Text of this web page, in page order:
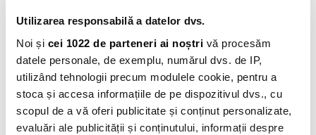
Utilizarea responsabilă a datelor dvs.
Noi și cei 1022 de parteneri ai noștri vă procesăm
datele personale, de exemplu, numărul dvs. de IP,
utilizând tehnologii precum modulele cookie, pentru a
stoca și accesa informațiile de pe dispozitivul dvs., cu
scopul de a vă oferi publicitate și conținut personalizate,
evaluări ale publicității și conținutului, informații despre